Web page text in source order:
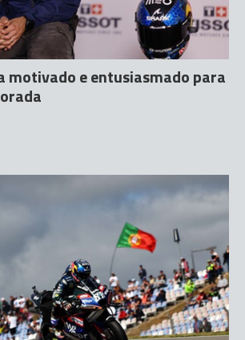
motivado e entusiasmado para